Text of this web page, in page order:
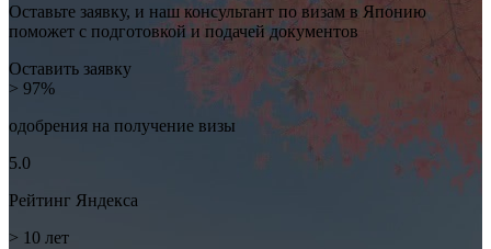
Оставьте заявку, и наш консультант по визам в Японию
поможет с подготовкой и подачей документов
Оставить заявку
> 97%
одобрения на получение визы
5.0
Рейтинг Яндекса
> 10 лет